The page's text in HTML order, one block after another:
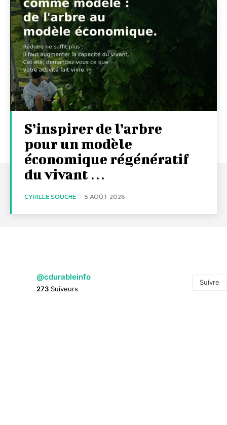
S’inspirer de l’arbre
pour un modèle
économique régénératif
du vivant …
CYRILLE SOUCHE - 5 AOÛT 2026
@cdurableinfo
273 Suiveurs
Suivre